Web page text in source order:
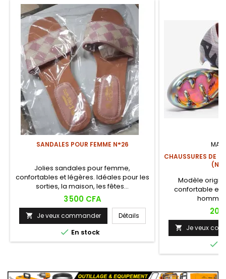
SANDALES POUR FEMME N°26
Jolies sandales pour femme,
confortables et légères. Idéales pour les
sorties, la maison, les fêtes…
Prix
3 500 CFA
 Je veux commander Détails
 En stock
CHAUSSURES DE
Modèle
confortable et
Prix
20
 Je veux
